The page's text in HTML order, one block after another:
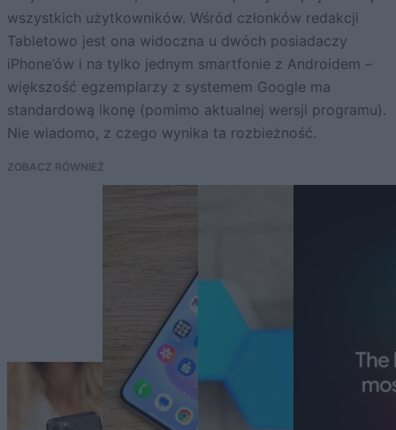
wszystkich użytkowników. Wśród członków redakcji
Tabletowo jest ona widoczna u dwóch posiadaczy
iPhone’ów i na tylko jednym smartfonie z Androidem –
większość egzemplarzy z systemem Google ma
standardową ikonę (pomimo aktualnej wersji programu).
Nie wiadomo, z czego wynika ta rozbieżność.
ZOBACZ RÓWNIEŻ